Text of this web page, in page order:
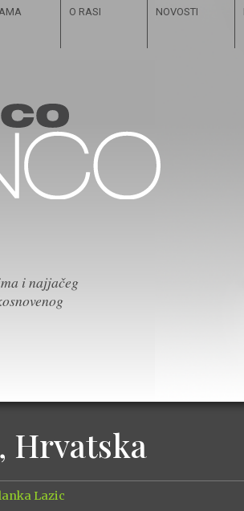
O RASI NOVOSTI
i najjačeg
Hrvatska
Lazic